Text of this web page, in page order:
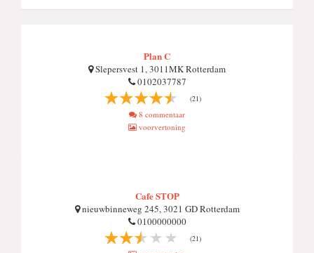
Plan C
Slepersvest 1, 3011MK Rotterdam
0102037787
(21)
8 commentaar
voorvertoning
Cafe STOP
nieuwbinneweg 245, 3021 GD Rotterdam
0100000000
(21)